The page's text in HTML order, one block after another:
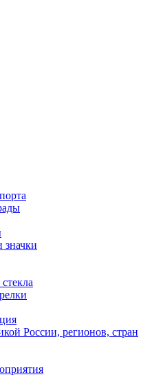
значки
России, регионов, стран